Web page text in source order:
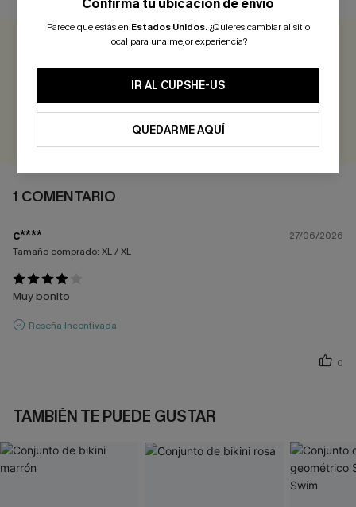
EVALUAR
1 COMENTARIO
c****
27/06/2026
Tamaño comprado: XL / XL
Muy bonito
Reseña Incentivada
0
TAMBIÉN TE PUEDE GUSTAR
Confirma tu ubicación de envío
Parece que estás en Estados Unidos. ¿Quieres cambiar al sitio
local para una mejor experiencia?
IR AL CUPSHE-US
QUEDARME AQUÍ